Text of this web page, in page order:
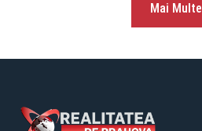
Mai Multe